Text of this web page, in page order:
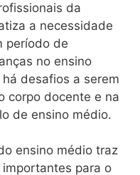
da
a necessidade
período de
no ensino
desafios a serem
corpo docente e na
de ensino médio.
ensino médio traz
para o